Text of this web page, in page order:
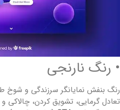
• رنگ نارنجی
رنگ بنفش نمایانگر سرزندگی و شوخ
تعادل گرمایی، تشویق کردن، چالاکی